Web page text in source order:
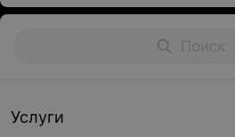
Услуги